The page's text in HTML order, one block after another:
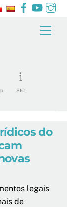
Facebook
SIC
do
legais
de